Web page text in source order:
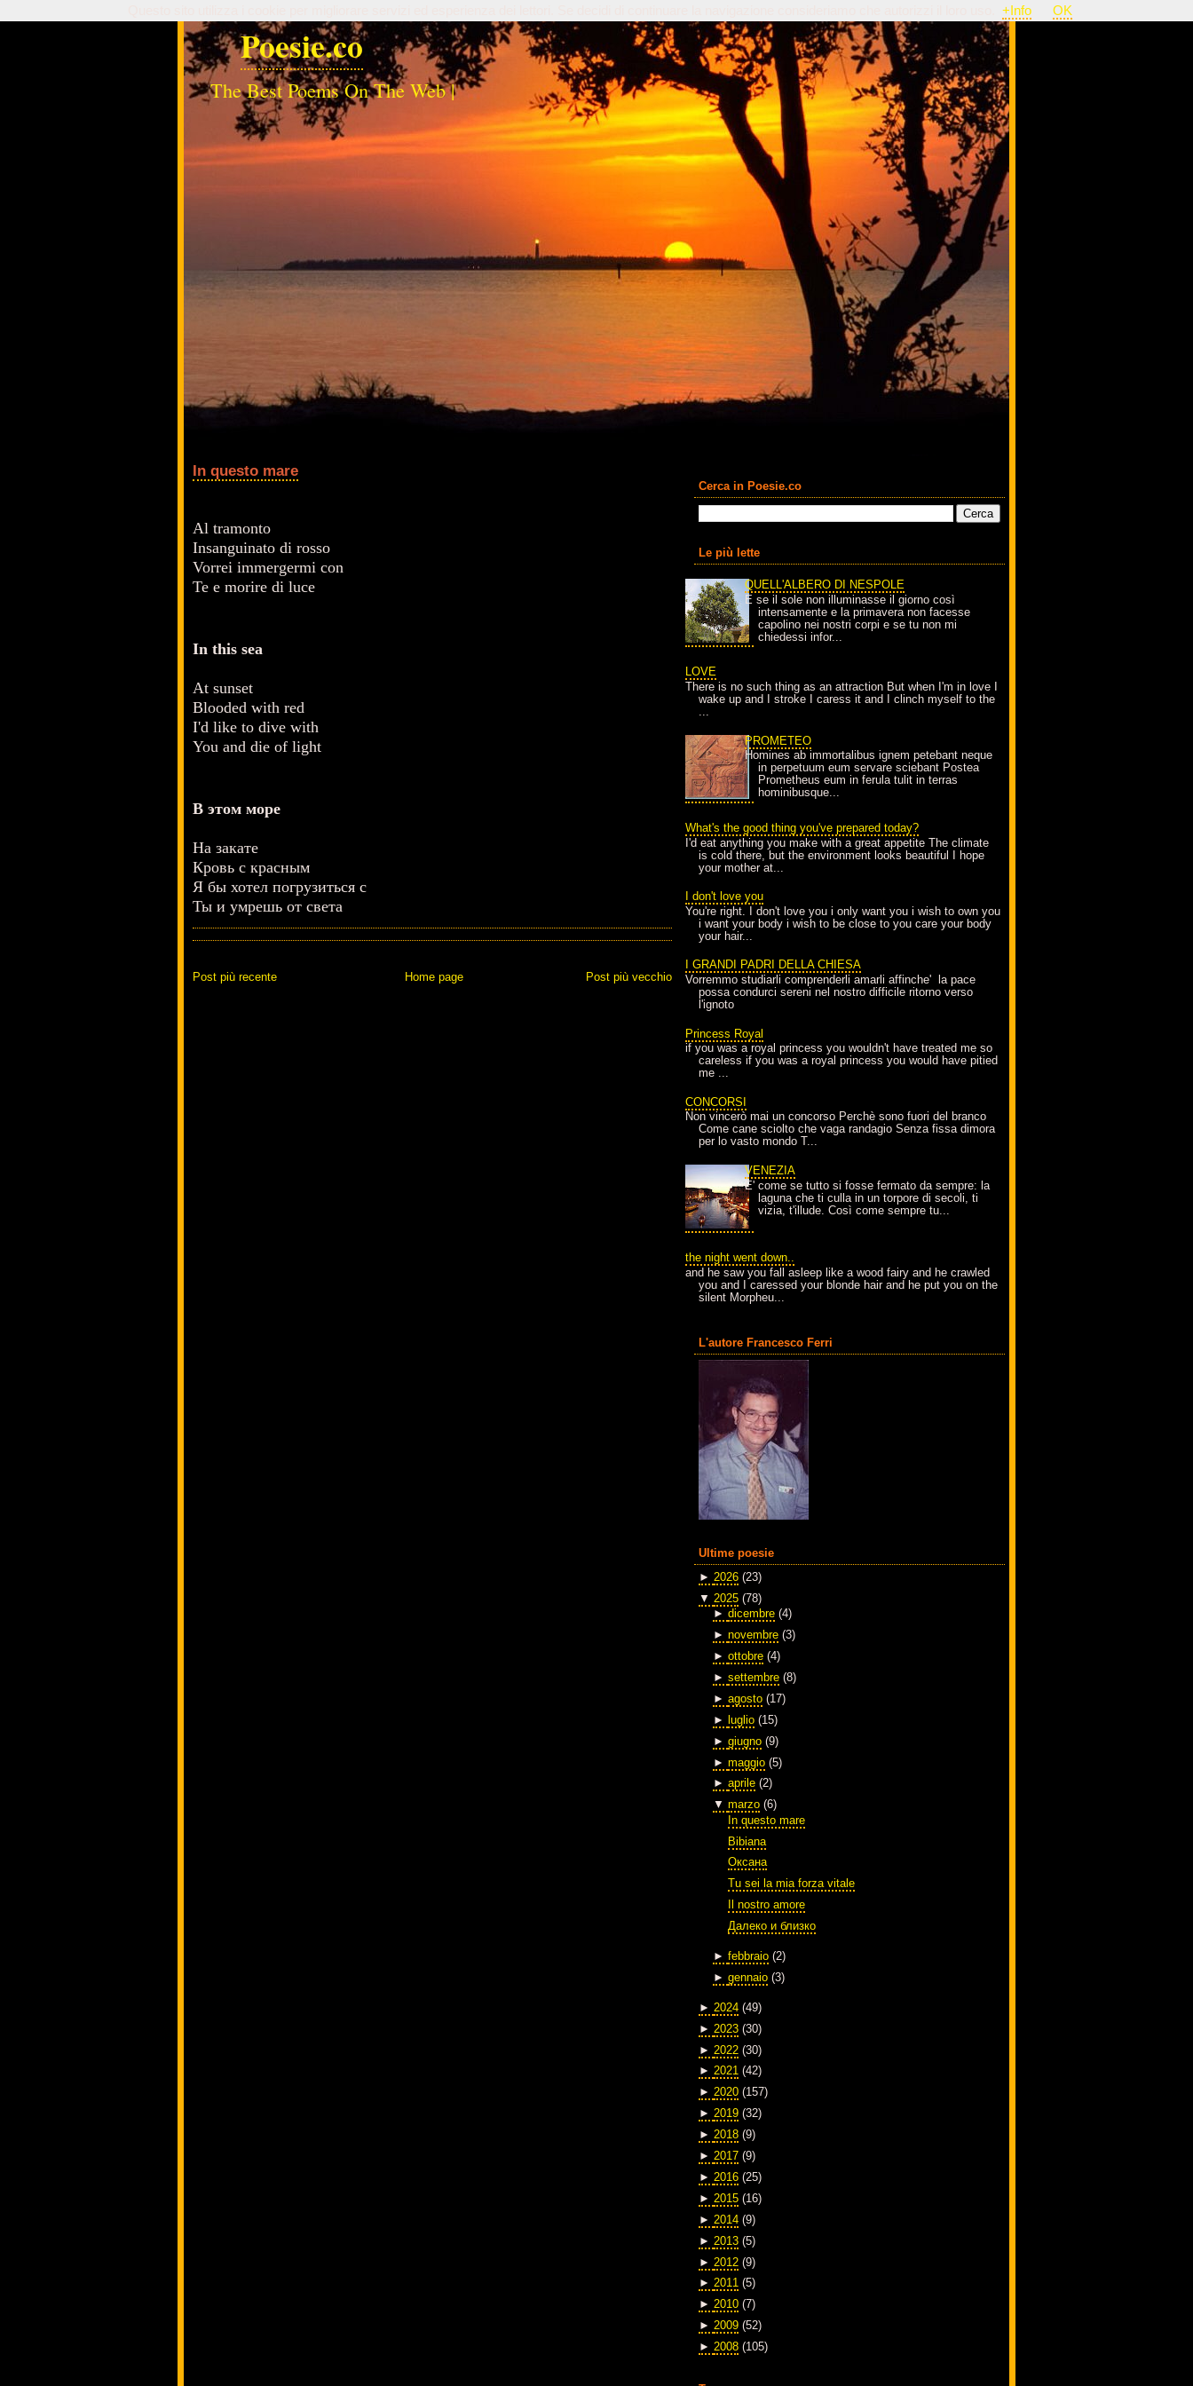
Poesie.co
The Best Poems On The Web |
In questo mare
Al tramonto
Insanguinato di rosso
Vorrei immergermi con
Te e morire di luce
In this sea
At sunset
Blooded with red
I'd like to dive with
You and die of light
В этом море
На закате
Кровь с красным
Я бы хотел погрузиться с
Ты и умрешь от света
Post più recente Post più vecchio
Home page
Cerca in Poesie.co
Le più lette
QUELL'ALBERO DI NESPOLE
E se il sole non illuminasse il giorno così
intensamente e la primavera non facesse
capolino nei nostri corpi e se tu non mi
chiedessi infor...
LOVE
There is no such thing as an attraction But when I'm in love I
wake up and I stroke I caress it and I clinch myself to the
...
PROMETEO
Homines ab immortalibus ignem petebant neque
in perpetuum eum servare sciebant Postea
Prometheus eum in ferula tulit in terras
hominibusque...
What's the good thing you've prepared today?
I'd eat anything you make with a great appetite The climate
is cold there, but the environment looks beautiful I hope
your mother at...
I don't love you
You're right. I don't love you i only want you i wish to own you
i want your body i wish to be close to you care your body
your hair...
I GRANDI PADRI DELLA CHIESA
Vorremmo studiarli comprenderli amarli affinche' la pace
possa condurci sereni nel nostro difficile ritorno verso
l'ignoto
Princess Royal
if you was a royal princess you wouldn't have treated me so
careless if you was a royal princess you would have pitied
me ...
CONCORSI
Non vincerò mai un concorso Perchè sono fuori del branco
Come cane sciolto che vaga randagio Senza fissa dimora
per lo vasto mondo T...
VENEZIA
E' come se tutto si fosse fermato da sempre: la
laguna che ti culla in un torpore di secoli, ti
vizia, t'illude. Così come sempre tu...
the night went down..
and he saw you fall asleep like a wood fairy and he crawled
you and I caressed your blonde hair and he put you on the
silent Morpheu...
L'autore Francesco Ferri
Ultime poesie
► 2026 (23)
▼ 2025 (78)
► dicembre (4)
► novembre (3)
► ottobre (4)
► settembre (8)
► agosto (17)
► luglio (15)
► giugno (9)
► maggio (5)
► aprile (2)
▼ marzo (6)
In questo mare
Bibiana
Оксана
Tu sei la mia forza vitale
Il nostro amore
Далеко и близко
► febbraio (2)
► gennaio (3)
► 2024 (49)
► 2023 (30)
► 2022 (30)
► 2021 (42)
► 2020 (157)
► 2019 (32)
► 2018 (9)
► 2017 (9)
► 2016 (25)
► 2015 (16)
► 2014 (9)
► 2013 (5)
► 2012 (9)
► 2011 (5)
► 2010 (7)
► 2009 (52)
► 2008 (105)
+Info OK